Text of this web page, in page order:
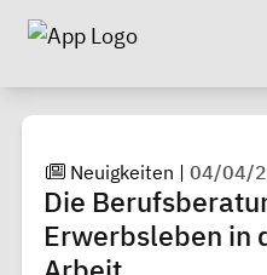
Neuigkeiten |04/04/
Die
Erwerbsleben in